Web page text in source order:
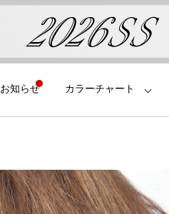
お知らせ カラーチャート